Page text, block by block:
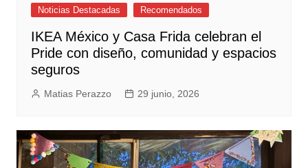
Noticias Destacadas
Recomendados
IKEA México y Casa Frida celebran el
Pride con diseño, comunidad y espacios
seguros
Matias Perazzo 29 junio, 2026